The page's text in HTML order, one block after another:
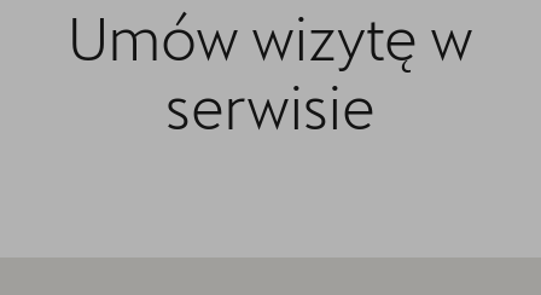
Umów wizytę w
serwisie